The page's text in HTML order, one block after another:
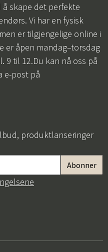
å skape det perfekte
Vi har en fysisk
er tilgjengelige online i
er åpen mandag–torsdag
9 til 12.Du kan nå oss på
e-post på
produktlanseringer